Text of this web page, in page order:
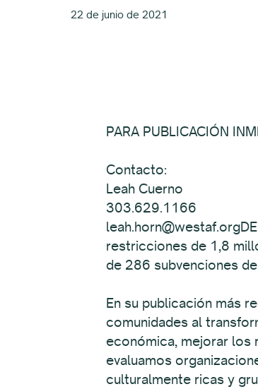
22 de junio de 2021
PARA PUBLICACIÓN
Contacto:
Leah Cuerno
303.629.1166
restricciones de 1,8
de 286 subvenciones
En su publicación más
comunidades al
económica, mejorar los
evaluamos
culturalmente ricas y